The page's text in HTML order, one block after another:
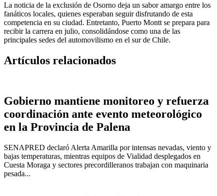
La noticia de la exclusión de Osorno deja un sabor amargo entre los
fanáticos locales, quienes esperaban seguir disfrutando de esta
competencia en su ciudad. Entretanto, Puerto Montt se prepara para
recibir la carrera en julio, consolidándose como una de las
principales sedes del automovilismo en el sur de Chile.
Artículos relacionados
Gobierno mantiene monitoreo y refuerza
coordinación ante evento meteorológico
en la Provincia de Palena
SENAPRED declaró Alerta Amarilla por intensas nevadas, viento y
bajas temperaturas, mientras equipos de Vialidad desplegados en
Cuesta Moraga y sectores precordilleranos trabajan con maquinaria
pesada...